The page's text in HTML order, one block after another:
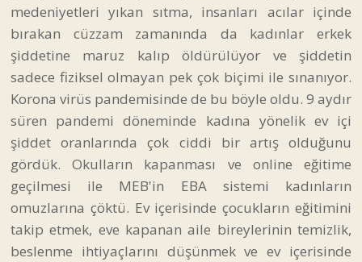
medeniyetleri yıkan sıtma, insanları acılar içinde
bırakan cüzzam zamanında da kadınlar erkek
şiddetine maruz kalıp öldürülüyor ve şiddetin
sadece fiziksel olmayan pek çok biçimi ile sınanıyor.
Korona virüs pandemisinde de bu böyle oldu. 9 aydır
süren pandemi döneminde kadına yönelik ev içi
şiddet oranlarında çok ciddi bir artış olduğunu
gördük. Okulların kapanması ve online eğitime
geçilmesi ile MEB'in EBA sistemi kadınların
omuzlarına çöktü. Ev içerisinde çocukların eğitimini
takip etmek, eve kapanan aile bireylerinin temizlik,
beslenme ihtiyaçlarını düşünmek ve ev içerisinde